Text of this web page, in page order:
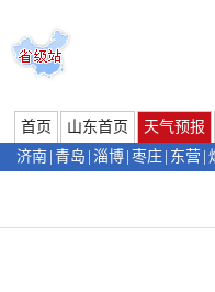
首页 山东首页
天气预报
济南 青岛 淄博 枣庄 东营